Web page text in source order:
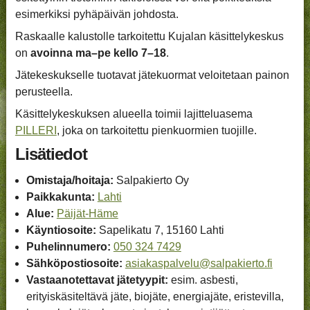
esimerkiksi pyhäpäivän johdosta.
Raskaalle kalustolle tarkoitettu Kujalan käsittelykeskus
on avoinna ma–pe kello 7–18.
Jätekeskukselle tuotavat jätekuormat veloitetaan painon
perusteella.
Käsittelykeskuksen alueella toimii lajitteluasema
PILLERI , joka on tarkoitettu pienkuormien tuojille.
Lisätiedot
Omistaja/hoitaja: Salpakierto Oy
Paikka­kunta: Lahti
Alue: Päijät-Häme
Käynti­osoite: Sapelikatu 7, 15160 Lahti
Puhelin­numero: 050 324 7429
Sähköposti­osoite: asiakaspalvelu@salpakierto.fi
Vastaanotettavat jätetyypit: esim. asbesti,
erityiskäsiteltävä jäte, biojäte, energiajäte, eristevilla,